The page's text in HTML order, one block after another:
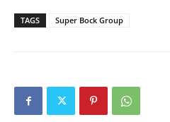
TAGS Super Bock Group